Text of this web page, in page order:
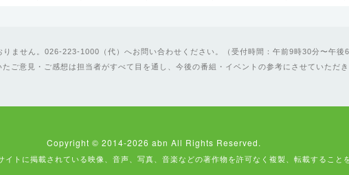
ません。026-223-1000（代）へお問い合わせください。（受付時間：午前9時30分〜午後
たご意見・ご感想は担当者がすべて目を通し、今後の番組・イベントの参考にさせていただ
Copyright © 2014-2026 abn All Rights Reserved.
イトに掲載されている映像、音声、写真、音楽などの著作物を許可なく複製、転載すること